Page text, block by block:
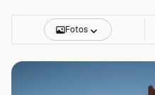
Fotos